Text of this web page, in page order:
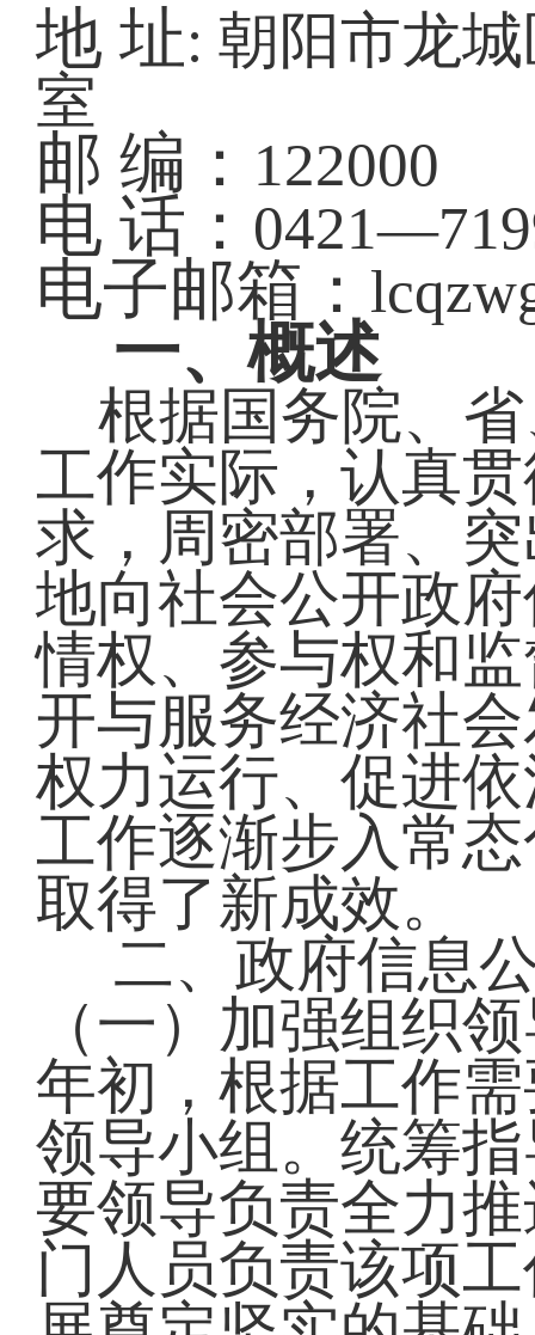
地址: 朝阳市龙
室
邮 编： 122000
电 话：
电子邮箱：
一、概述
根据国务院、省
工作实际，认真
求，周密部署、
地向社会公开政
情权、参与权和
开与服务经济社
权力运行、促进
工作逐渐步入常
取得了新成效。
二、政府信息
（一）加强组织
年初，根据工作
领导小组。统筹
要领导负责全力
门人员负责该项